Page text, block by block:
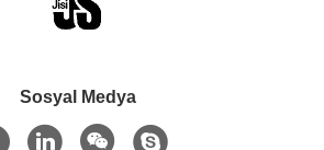
Sosyal Medya